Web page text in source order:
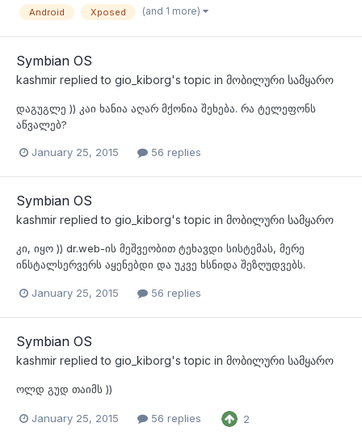
Android Xposed (and 1 more)
Symbian OS
kashmir replied to gio_kiborg's topic in მობილური სამყარო
დაგუგლე )) კაი ხანია აღარ მქონია შეხება. რა ტელეფონს
აწვალებ?
January 25, 2015 56 replies
Symbian OS
kashmir replied to gio_kiborg's topic in მობილური სამყარო
კი, იყო )) dr.web-ის მეშვეობით ტეხავდი სისტემას, მერე
ინსტალსერვერს აყენებდი და უკვე ხსნიდა შეზღუდვებს.
January 25, 2015 56 replies
Symbian OS
kashmir replied to gio_kiborg's topic in მობილური სამყარო
ოლდ გუდ თაიმს ))
January 25, 2015 56 replies 2